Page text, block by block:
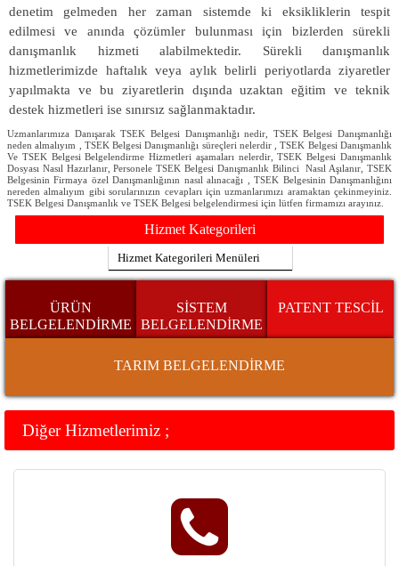
denetim gelmeden her zaman sistemde ki eksikliklerin tespit
edilmesi ve anında çözümler bulunması için bizlerden sürekli
danışmanlık hizmeti alabilmektedir. Sürekli danışmanlık
hizmetlerimizde haftalık veya aylık belirli periyotlarda ziyaretler
yapılmakta ve bu ziyaretlerin dışında uzaktan eğitim ve teknik
destek hizmetleri ise sınırsız sağlanmaktadır.
Uzmanlarımıza Danışarak TSEK Belgesi Danışmanlığı nedir, TSEK Belgesi Danışmanlığı
neden almalıyım , TSEK Belgesi Danışmanlığı süreçleri nelerdir , TSEK Belgesi Danışmanlık
Ve TSEK Belgesi Belgelendirme Hizmetleri aşamaları nelerdir, TSEK Belgesi Danışmanlık
Dosyası Nasıl Hazırlanır, Personele TSEK Belgesi Danışmanlık Bilinci Nasıl Aşılanır, TSEK
Belgesinin Firmaya özel Danışmanlığının nasıl alınacağı , TSEK Belgesinin Danışmanlığını
nereden almalıyım gibi sorularınızın cevapları için uzmanlarımızı aramaktan çekinmeyiniz.
TSEK Belgesi Danışmanlık ve TSEK Belgesi belgelendirmesi için lütfen firmamızı arayınız.
Hizmet Kategorileri
Hizmet Kategorileri Menüleri
ÜRÜN
BELGELENDİRME
SİSTEM
BELGELENDİRME
PATENT TESCİL
TARIM BELGELENDİRME
Diğer Hizmetlerimiz ;